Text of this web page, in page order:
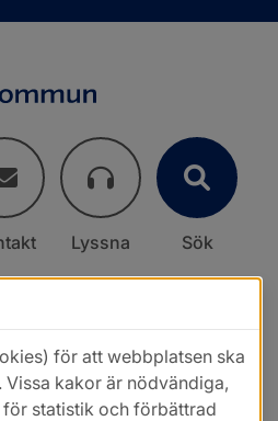
Lyssna Sök
för att webbplatsen ska
kakor är nödvändiga,
för statistik och förbättrad